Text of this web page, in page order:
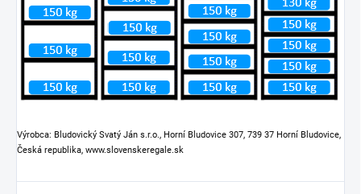
Výrobca: Bludovický Svatý Ján s.r.o., Horní Bludovice 307, 739 37 Horní Bludovice,
Česká republika, www.slovenskeregale.sk